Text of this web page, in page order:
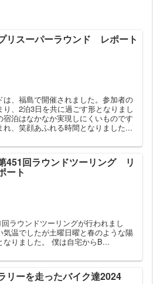
リスーパーラウンド レポート
、福島で開催されました。参加者の
、2泊3日を共に過ごす形となりまし
泊はなかなか実現しにくいものです
、笑顔あふれる時間となりました...
451回ラウンドツーリング リ
ート
ラウンドツーリングが行われまし
温でしたが土曜日曜と春のような陽
りました。 僕は自宅からB...
リーを走ったバイク達2024